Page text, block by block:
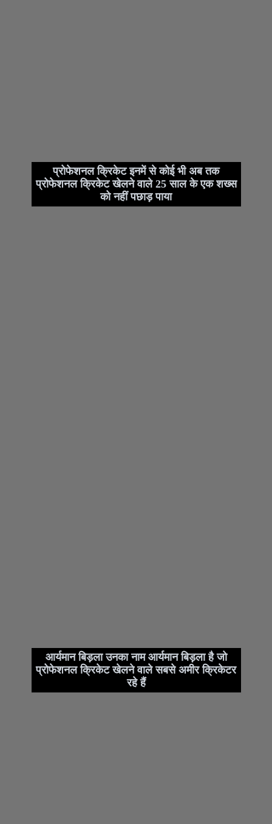
प्रोफेशनल क्रिकेट इनमें से कोई भी अब तक
प्रोफेशनल क्रिकेट खेलने वाले 25 साल के एक शख्स
को नहीं पछाड़ पाया
आर्यमान बिड़ला उनका नाम आर्यमान बिड़ला है जो
प्रोफेशनल क्रिकेट खेलने वाले सबसे अमीर क्रिकेटर
रहे हैं